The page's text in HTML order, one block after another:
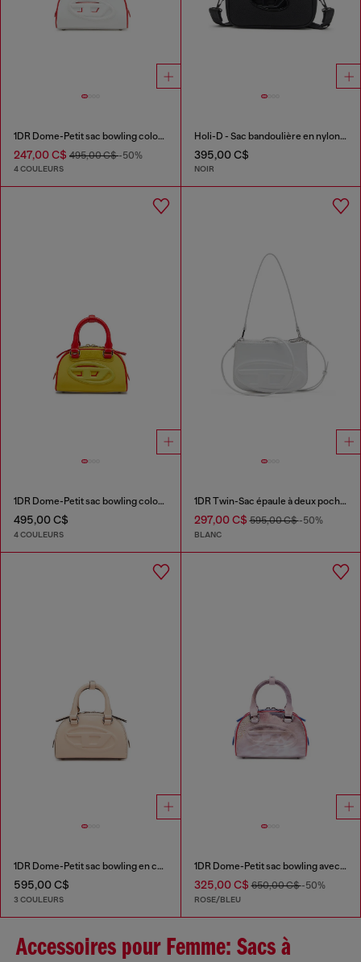
1DR Dome-Petit sac bowling color-block
247,00 C$ 495,00 C$-50%
4 COULEURS
Holi-D - Sac bandoulière en nylon avec poche intérieure
395,00 C$
NOIR
1DR Dome-Petit sac bowling color-block
495,00 C$
4 COULEURS
1DR Twin-Sac épaule à deux pochettes en cuir imprimé
297,00 C$595,00 C$-50%
BLANC
1DR Dome-Petit sac bowling en cuir
595,00 C$
3 COULEURS
1DR Dome-Petit sac bowling avec imprimé animalier
325,00 C$650,00 C$-50%
ROSE/BLEU
Accessoires pour Femme: Sacs à